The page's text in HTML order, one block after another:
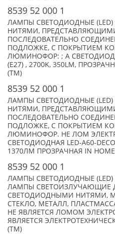
8539 52 000 1
ЛАМПЫ СВЕТОДИОДНЫЕ
НИТЯМИ,
ПОСЛЕДОВАТЕЛЬНО
ПОДЛОЖКЕ, С ПОКРЫТИЕМ
ЛЮМИНОФОР: ; А
(E27) , 2700K, 350LM,
(TM)
8539 52 000 1
ЛАМПЫ СВЕТОДИОДНЫЕ
НИТЯМИ,
ПОСЛЕДОВАТЕЛЬНО
ПОДЛОЖКЕ, С ПОКРЫТИЕМ
ЛЮМИНОФОР. НЕ ЛОМ
СВЕТОДИОДНАЯ LED-A60-
1370ЛМ ПРОЗРАЧНАЯ IN
8539 52 000 1
ЛАМПЫ СВЕТОДИОДНЫЕ (LED)
ЛАМПЫ СВЕТОИЗЛУЧАЮЩИЕ
СВЕТОДИОДНЫМИ НИТЯМИ,
СТЕКЛО, МЕТАЛЛ,
НЕ ЯВЛЯЕТСЯ ЛОМОМ
ЯВЛЯЕТСЯ
(TM)